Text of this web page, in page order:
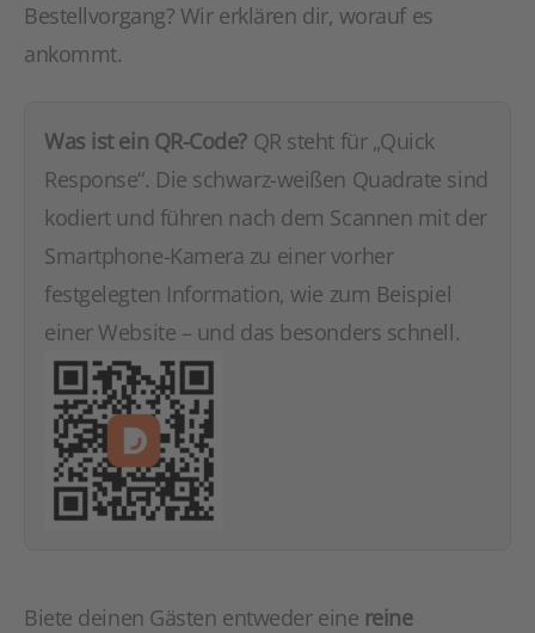
Bestellvorgang? Wir erklären dir, worauf es
ankommt.
Was ist ein QR-Code? QR steht für „Quick
Response“. Die schwarz-weißen Quadrate sind
kodiert und führen nach dem Scannen mit der
Smartphone-Kamera zu einer vorher
festgelegten Information, wie zum Beispiel
einer Website – und das besonders schnell.
Biete deinen Gästen entweder eine reine